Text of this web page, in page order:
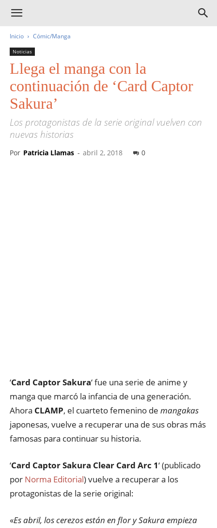
Inicio Cómic/Manga
Noticias
Llega el manga con la
continuación de ‘Card Captor
Sakura’
Los protagonistas de la serie original vuelven con
nuevas historias
Por Patricia Llamas - abril 2, 2018 0
‘Card Captor Sakura‘ fue una serie de anime y
manga que marcó la infancia de una generación.
Ahora CLAMP, el cuarteto femenino de mangakas
japonesas, vuelve a recuperar una de sus obras más
famosas para continuar su historia.
‘Card Captor Sakura Clear Card Arc 1‘ (publicado
por Norma Editorial) vuelve a recuperar a los
protagonistas de la serie original:
«Es abril, los cerezos están en flor y Sakura empieza